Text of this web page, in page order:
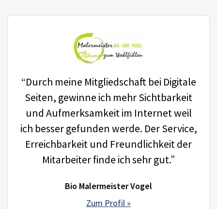
“Durch meine Mitgliedschaft bei Digitale
Seiten, gewinne ich mehr Sichtbarkeit
und Aufmerksamkeit im Internet weil
ich besser gefunden werde. Der Service,
Erreichbarkeit und Freundlichkeit der
Mitarbeiter finde ich sehr gut.”
Bio Malermeister Vogel
Zum Profil »